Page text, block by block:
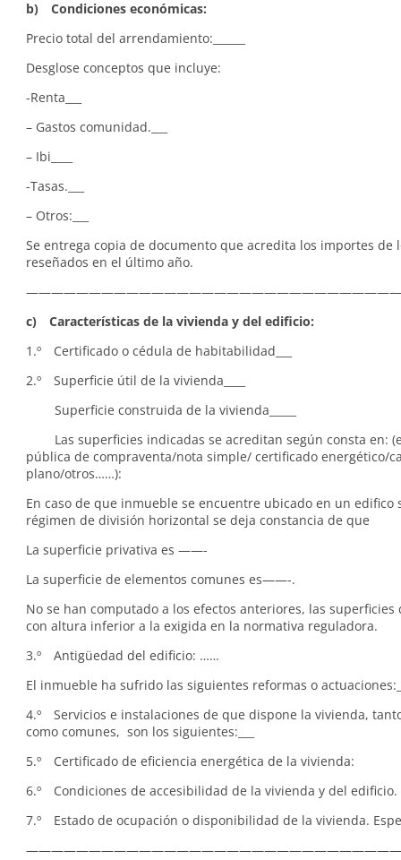
b) Condiciones económicas:
Precio total del arrendamiento:______
Desglose conceptos que incluye:
-Renta___
– Gastos comunidad.___
– Ibi____
-Tasas.___
– Otros:___
Se entrega copia de documento que acredita los importes de
reseñados en el último año.
c) Características de la vivienda y del edificio:
1.º Certificado o cédula de habitabilidad___
2.º Superficie útil de la vivienda____
Superficie construida de la vivienda_____
Las superficies indicadas se acreditan según consta en:
pública de compraventa/nota simple/ certificado energético/
plano/otros……):
En caso de que inmueble se encuentre ubicado en un edifico
régimen de división horizontal se deja constancia de que
La superficie privativa es ——-
La superficie de elementos comunes es——-.
No se han computado a los efectos anteriores, las superficies
con altura inferior a la exigida en la normativa reguladora.
3.º Antigüedad del edificio: ……
El inmueble ha sufrido las siguientes reformas o
4.º Servicios e instalaciones de que dispone la vivienda,
como comunes, son los siguientes:___
5.º Certificado de eficiencia energética de la vivienda:
6.º Condiciones de accesibilidad de la vivienda y del edificio.
7.º Estado de ocupación o disponibilidad de la vivienda.